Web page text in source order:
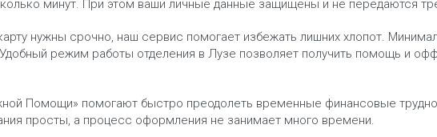
минут. При этом ваши личные данные защищены и не передаются
карту нужны срочно, наш сервис помогает избежать лишних хлопот.
режим работы отделения в Лузе позволяет получить помощь и
Помощи» помогают быстро преодолеть временные финансовые
просты, а процесс оформления не занимает много времени.